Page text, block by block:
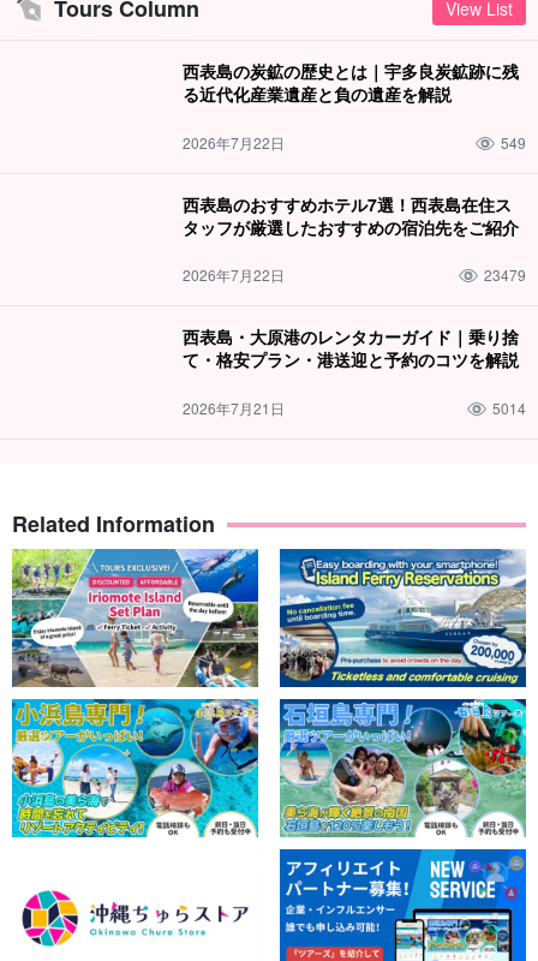
Tours Column View List
西表島の炭鉱の歴史とは｜宇多良炭鉱跡に残
る近代化産業遺産と負の遺産を解説
2026年7月22日 549
西表島のおすすめホテル7選！西表島在住ス
タッフが厳選したおすすめの宿泊先をご紹介
2026年7月22日 23479
西表島・大原港のレンタカーガイド｜乗り捨
て・格安プラン・港送迎と予約のコツを解説
2026年7月21日 5014
Related Information